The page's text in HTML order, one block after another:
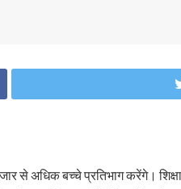
से अधिक बच्चे प्रतिभाग करेंगे।